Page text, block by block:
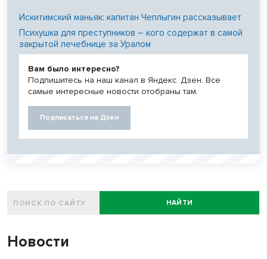
Искитимский маньяк: капитан Чеплыгин рассказывает
Психушка для преступников – кого содержат в самой
закрытой лечебнице за Уралом
Вам было интересно?
Подпишитесь на наш канал в Яндекс. Дзен. Все
самые интересные новости отобраны там.
Подписаться на Дзен
НАЙТИ
Новости